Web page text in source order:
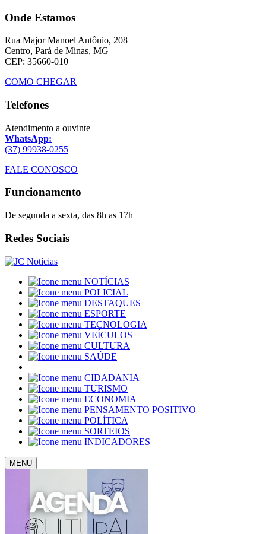
Onde Estamos
Rua Major Manoel Antônio, 208
Centro, Pará de Minas, MG
CEP: 35660-010
COMO CHEGAR
Telefones
Atendimento a ouvinte
WhatsApp:
(37) 99938-0255
FALE CONOSCO
Funcionamento
De segunda a sexta, das 8h as 17h
Redes Sociais
NOTÍCIAS
POLICIAL
DESTAQUES
ESPORTE
TECNOLOGIA
VEÍCULOS
CULTURA
SAÚDE
+
CIDADANIA
TURISMO
ECONOMIA
PENSAMENTO POSITIVO
POLÍTICA
SORTEIOS
INDICADORES
MENU